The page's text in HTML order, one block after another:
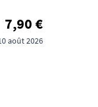
7,90 €
août 2026